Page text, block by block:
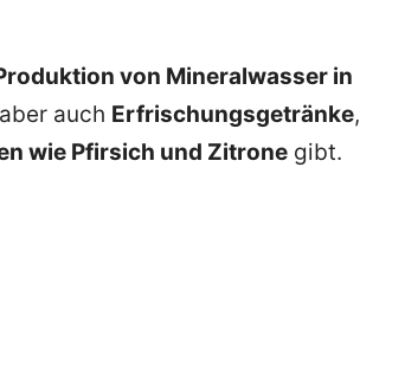
von Mineralwasser in
auch Erfrischungsgetränke,
wie Pfirsich und Zitrone gibt.